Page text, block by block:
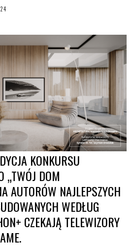
KONKURSU
„TWÓJ DOM
AUTORÓW NAJLEPSZYCH
WEDŁUG
CZEKAJĄ TELEWIZORY